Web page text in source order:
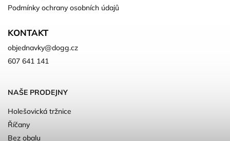
Podmínky ochrany osobních údajů
KONTAKT
objednavky@dogg.cz
607 641 141
NAŠE PRODEJNY
Holešovická tržnice
Říčany
Bez obalu